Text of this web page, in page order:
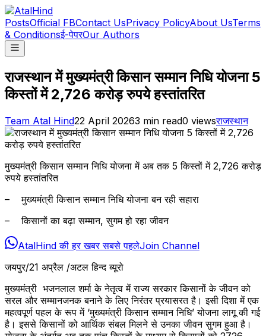
PostsOfficial FBContact UsPrivacy PolicyAbout UsTerms
& Conditionsई-पेपरOur Authors
राजस्थान में मुख्यमंत्री किसान सम्मान निधि योजना 5
किस्तों में 2,726 करोड़ रुपये हस्तांतरित
Team Atal Hind22 April 20263 min read0 viewsराजस्थान
मुख्यमंत्री किसान सम्मान निधि योजना में अब तक 5 किस्तों में 2,726 करोड़
रुपये हस्तांतरित
– मुख्यमंत्री किसान सम्मान निधि योजना बन रही सहारा
– किसानों का बढ़ा सम्मान, सुगम हो रहा जीवन
AtalHind की हर खबर सबसे पहलेJoin Channel
जयपुर/21 अप्रैल /अटल हिन्द ब्यूरो
मुख्यमंत्री भजनलाल शर्मा के नेतृत्व में राज्य सरकार किसानों के जीवन को
सरल और सम्मानजनक बनाने के लिए निरंतर प्रयासरत है। इसी दिशा में एक
महत्वपूर्ण पहल के रूप में ‘मुख्यमंत्री किसान सम्मान निधि’ योजना लागू की गई
है। इससे किसानों को आर्थिक संबल मिलने से उनका जीवन सुगम हुआ है।